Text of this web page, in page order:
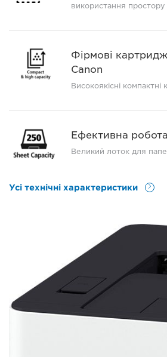
використання простору
Фірмові
Canon
Високоякісні
Ефективна робота
Великий лоток для
Усі технічні характеристики